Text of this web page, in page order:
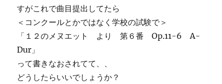
すがこれで曲目提出してたら
＜コンクールとかではなく学校の試験で＞
「１２のメヌエット より 第６番 Op.11-6 A-
Dur」
って書きなおされてて、、
どうしたらいいでしょうか？